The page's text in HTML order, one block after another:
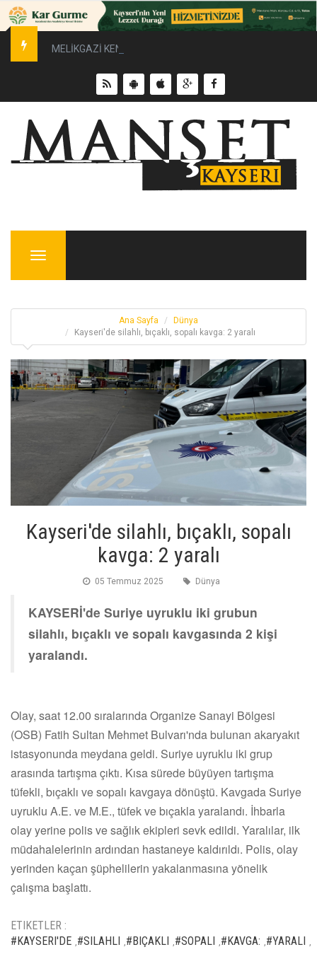
MELİKGAZİ KENTSEL DÖNÜŞÜMLE YÜKSELİYOR
Menu
Ana Sayfa
Dünya
Kayseri'de silahlı, bıçaklı, sopalı kavga: 2 yaralı
Kayseri'de silahlı, bıçaklı, sopalı
kavga: 2 yaralı
05 Temmuz 2025 Dünya
KAYSERİ'de Suriye uyruklu iki grubun
silahlı, bıçaklı ve sopalı kavgasında 2 kişi
yaralandı.
Olay, saat 12.00 sıralarında Organize Sanayi Bölgesi
(OSB) Fatih Sultan Mehmet Bulvarı'nda bulunan akaryakıt
istasyonunda meydana geldi. Suriye uyruklu iki grup
arasında tartışma çıktı. Kısa sürede büyüyen tartışma
tüfekli, bıçaklı ve sopalı kavgaya dönüştü. Kavgada Suriye
uyruklu A.E. ve M.E., tüfek ve bıçakla yaralandı. İhbarla
olay yerine polis ve sağlık ekipleri sevk edildi. Yaralılar, ilk
müdahalelerinin ardından hastaneye kaldırıldı. Polis, olay
yerinden kaçan şüphelilerin yakalanmasına yönelik
çalışma başlattı.
ETIKETLER :
#KAYSERI'DE #SILAHLI #BIÇAKLI #SOPALI #KAVGA: #YARALI